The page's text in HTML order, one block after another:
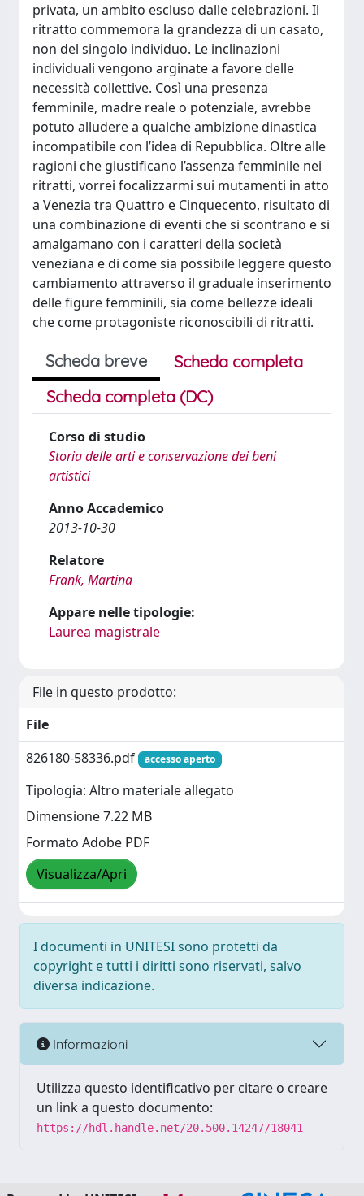
privata, un ambito escluso dalle celebrazioni. Il
ritratto commemora la grandezza di un casato,
non del singolo individuo. Le inclinazioni
individuali vengono arginate a favore delle
necessità collettive. Così una presenza
femminile, madre reale o potenziale, avrebbe
potuto alludere a qualche ambizione dinastica
incompatibile con l’idea di Repubblica. Oltre alle
ragioni che giustificano l’assenza femminile nei
ritratti, vorrei focalizzarmi sui mutamenti in atto
a Venezia tra Quattro e Cinquecento, risultato di
una combinazione di eventi che si scontrano e si
amalgamano con i caratteri della società
veneziana e di come sia possibile leggere questo
cambiamento attraverso il graduale inserimento
delle figure femminili, sia come bellezze ideali
che come protagoniste riconoscibili di ritratti.
Scheda breve
Scheda completa
Scheda completa (DC)
Corso di studio
Storia delle arti e conservazione dei beni
artistici
Anno Accademico
2013-10-30
Relatore
Frank, Martina
Appare nelle tipologie:
Laurea magistrale
File in questo prodotto:
File
826180-58336.pdf
accesso aperto
Tipologia: Altro materiale allegato
Dimensione 7.22 MB
Formato Adobe PDF
Visualizza/Apri
I documenti in UNITESI sono protetti da
copyright e tutti i diritti sono riservati, salvo
diversa indicazione.
Informazioni
Utilizza questo identificativo per citare o creare
un link a questo documento:
https://hdl.handle.net/20.500.14247/18041